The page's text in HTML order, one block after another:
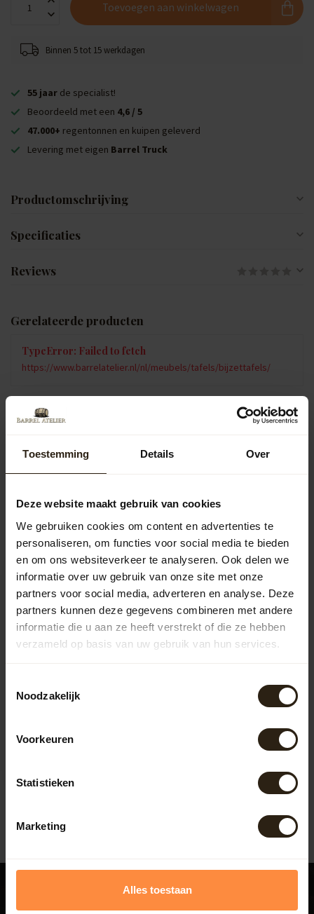
Toestemming Details Over
Deze website maakt gebruik van cookies
We gebruiken cookies om content en advertenties te
personaliseren, om functies voor social media te bieden
en om ons websiteverkeer te analyseren. Ook delen we
informatie over uw gebruik van onze site met onze
partners voor social media, adverteren en analyse. Deze
partners kunnen deze gegevens combineren met andere
informatie die u aan ze heeft verstrekt of die ze hebben
verzameld op basis van uw gebruik van hun services.
Noodzakelijk
Voorkeuren
Statistieken
Marketing
Alles toestaan
Toevoegen aan winkelwagen
Binnen 5 tot 15 werkdagen
55 jaar de specialist!
Beoordeeld met een 4,6 / 5
47.000+ regentonnen en kuipen geleverd
Levering met eigen Barrel Truck
Productomschrijving
Specificaties
Reviews
Gerelateerde producten
TypeError: Failed to fetch
https://www.barrelatelier.nl/nl/meubels/tafels/bijzettafels/
Vragen over dit product?
info@barrelatelier.nl
038 - 3760185 . We helpen je graag!
Recent bekeken
Barrel Atelier Whisky
van de duigen van een
566,50